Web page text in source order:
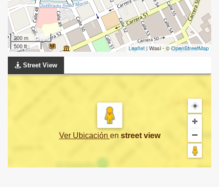
200 m
500 ft
Leaflet | Wasi - ©OpenStreetMap
Street View
Ver Ubicación en street view